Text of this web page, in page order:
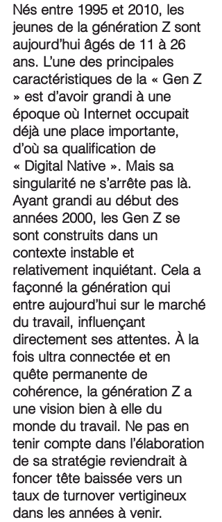
Nés entre 1995 et 2010, les
jeunes de la génération Z sont
aujourd’hui âgés de 11 à 26
ans. L’une des principales
caractéristiques de la « Gen Z
» est d’avoir grandi à une
époque où Internet occupait
déjà une place importante,
d’où sa qualification de
« Digital Native ». Mais sa
singularité ne s’arrête pas là.
Ayant grandi au début des
années 2000, les Gen Z se
sont construits dans un
contexte instable et
relativement inquiétant. Cela a
façonné la génération qui
entre aujourd’hui sur le marché
du travail, influençant
directement ses attentes. À la
fois ultra connectée et en
quête permanente de
cohérence, la génération Z a
une vision bien à elle du
monde du travail. Ne pas en
tenir compte dans l’élaboration
de sa stratégie reviendrait à
foncer tête baissée vers un
taux de turnover vertigineux
dans les années à venir.